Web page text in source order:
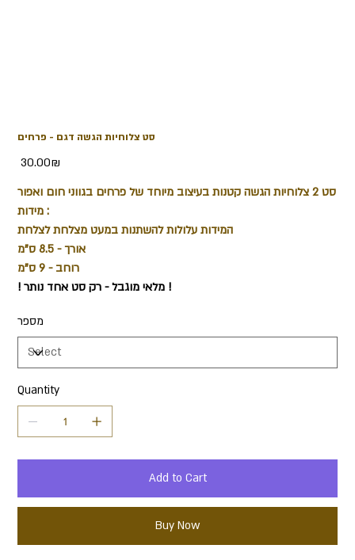
סט צלוחיות הגשה דגם - פרחים
Price
‏30.00 ‏₪
סט 2 צלוחיות הגשה קטנות בעיצוב מיוחד של פרחים בגווני חום ואפור
מידות :
המידות עלולות להשתנות במעט מצלחת לצלחת
אורך - 8.5 ס"מ
רוחב - 9 ס"מ
! מלאי מוגבל - רק סט אחד נותר !
מספר
Quantity
Add to Cart
Buy Now